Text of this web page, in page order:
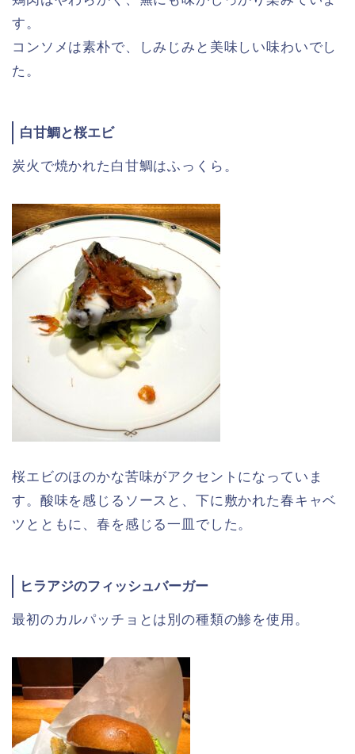
す。
コンソメは素朴で、しみじみと美味しい味わいでし
た。
白甘鯛と桜エビ
炭火で焼かれた白甘鯛はふっくら。
桜エビのほのかな苦味がアクセントになっていま
す。酸味を感じるソースと、下に敷かれた春キャベ
ツとともに、春を感じる一皿でした。
ヒラアジのフィッシュバーガー
最初のカルパッチョとは別の種類の鯵を使用。